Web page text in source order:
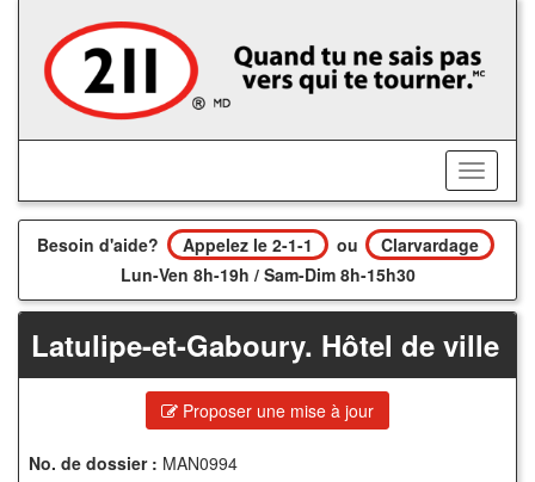
contenu
principal
Activer/
le
menu
Besoin d'aide? Appelez le 2-1-1 ou
Clarvardage
Lun-Ven 8h-19h / Sam-Dim 8h-15h30
Latulipe-et-Gaboury. Hôtel de ville
Proposer une mise à jour
No. de dossier : MAN0994